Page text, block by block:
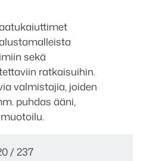
sekä
ratkaisuihin.
valmistajia, joiden
puhdas ääni,
/ 237Sorted